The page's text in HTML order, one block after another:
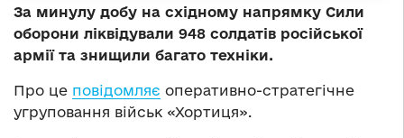
За минулу добу на східному напрямку Сили
оборони ліквідували 948 солдатів російської
армії та знищили багато техніки.
Про це повідомляє оперативно-стратегічне
угруповання військ «Хортиця».